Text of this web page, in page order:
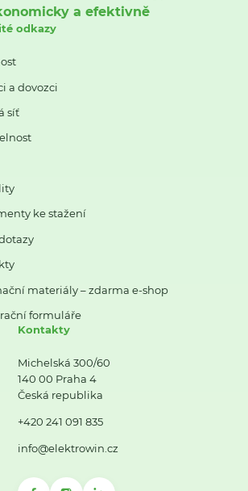
a efektivně
odkazy
a dovozci
síť
ke stažení
materiály – zdarma e-shop
formuláře
Kontakty
Michelská 300/60
140 00 Praha 4
Česká republika
+420 241 091 835
info@elektrowin.cz